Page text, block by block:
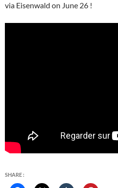
via Eisenwald on June 26 !
SHARE :